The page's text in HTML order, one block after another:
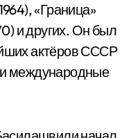
«Граница»
и других. Он был
актёров СССР
международные